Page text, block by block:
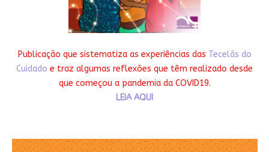
Publicação que sistematiza as experiências das Tecelãs do
Cuidado e traz algumas reflexões que têm realizado desde
que começou a pandemia da COVID19.
LEIA AQUI